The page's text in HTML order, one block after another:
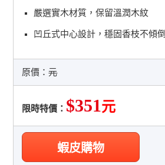
嚴選實木材質，保留溫潤木紋
凹丘式中心設計，穩固香枝不傾倒
原價：元
限時特價： $351元
蝦皮購物